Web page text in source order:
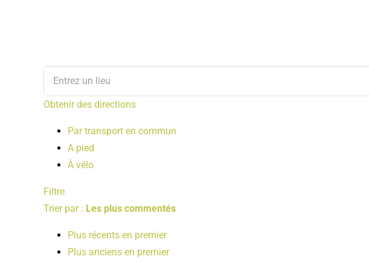
Obtenir des directions
Par transport en commun
A pied
À vélo
Filtre
Trier par : Les plus commentés
Plus récents en premier
Plus anciens en premier